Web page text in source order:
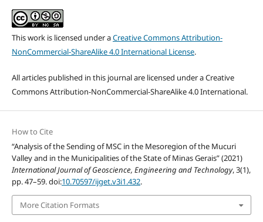
This work is licensed under aCreative Commons Attribution-
NonCommercial-ShareAlike 4.0 International License.
All articles published in this journal are licensed under a Creative
Commons Attribution-NonCommercial-ShareAlike 4.0 International.
How to Cite
“Analysis of the Sending of MSC in the Mesoregion of the Mucuri
Valley and in the Municipalities of the State of Minas Gerais” (2021)
International Journal of Geoscience, Engineering and Technology, 3(1),
pp. 47–59. doi:10.70597/ijget.v3i1.432.
More Citation Formats